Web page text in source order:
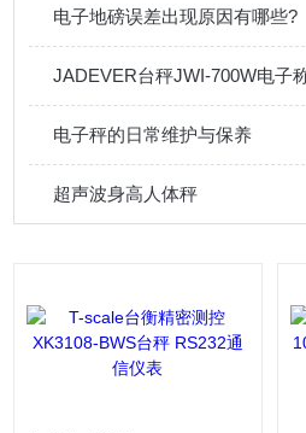
电子地磅误差出现原因有哪些?
JADEVER台秤JWI-700W电子
电子秤的日常维护与保养
超声波身高人体秤